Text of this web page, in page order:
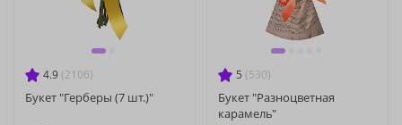
4.9 (2106)
Букет "Герберы (7 шт.)"
5 (530)
Букет "Разноцветная
карамель"